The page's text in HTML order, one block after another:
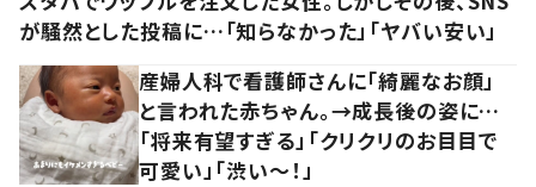
が騒然とした投稿に…「知らなかった」「ヤバい安い」
産婦人科で看護師さんに「綺麗なお顔」
と言われた赤ちゃん。→成長後の姿に…
「将来有望すぎる」「クリクリのお目目で
可愛い」「渋い～！」